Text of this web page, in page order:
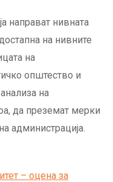
направат нивната
на нивните
на
општество и
на
да преземат мерки
администрација.
– оцена за